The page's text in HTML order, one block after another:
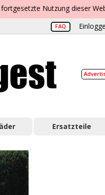
Nutzung dieser
FAQ
Ersatzteile